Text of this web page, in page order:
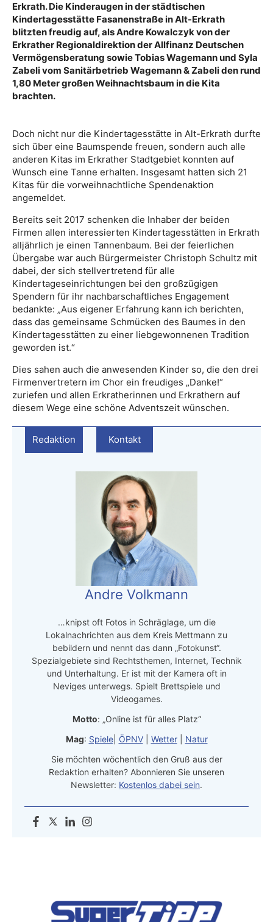
Erkrath. Die Kinderaugen in der städtischen
Kindertagesstätte Fasanenstraße in Alt-Erkrath
blitzten freudig auf, als Andre Kowalczyk von der
Erkrather Regionaldirektion der Allfinanz Deutschen
Vermögensberatung sowie Tobias Wagemann und Syla
Zabeli vom Sanitärbetrieb Wagemann & Zabeli den rund
1,80 Meter großen Weihnachtsbaum in die Kita
brachten.
Doch nicht nur die Kindertagesstätte in Alt-Erkrath durfte
sich über eine Baumspende freuen, sondern auch alle
anderen Kitas im Erkrather Stadtgebiet konnten auf
Wunsch eine Tanne erhalten. Insgesamt hatten sich 21
Kitas für die vorweihnachtliche Spendenaktion
angemeldet.
Bereits seit 2017 schenken die Inhaber der beiden
Firmen allen interessierten Kindertagesstätten in Erkrath
alljährlich je einen Tannenbaum. Bei der feierlichen
Übergabe war auch Bürgermeister Christoph Schultz mit
dabei, der sich stellvertretend für alle
Kindertageseinrichtungen bei den großzügigen
Spendern für ihr nachbarschaftliches Engagement
bedankte: „Aus eigener Erfahrung kann ich berichten,
dass das gemeinsame Schmücken des Baumes in den
Kindertagesstätten zu einer liebgewonnenen Tradition
geworden ist.“
Dies sahen auch die anwesenden Kinder so, die den drei
Firmenvertretern im Chor ein freudiges „Danke!“
zuriefen und allen Erkratherinnen und Erkrathern auf
diesem Wege eine schöne Adventszeit wünschen.
Redaktion Kontakt
Andre Volkmann
…knipst oft Fotos in Schräglage, um die
Lokalnachrichten aus dem Kreis Mettmann zu
bebildern und nennt das dann „Fotokunst“.
Spezialgebiete sind Rechtsthemen, Internet, Technik
und Unterhaltung. Er ist mit der Kamera oft in
Neviges unterwegs. Spielt Brettspiele und
Videogames.
Motto: „Online ist für alles Platz“
Mag: Spiele| ÖPNV| Wetter| Natur
Sie möchten wöchentlich den Gruß aus der
Redaktion erhalten? Abonnieren Sie unseren
Newsletter: Kostenlos dabei sein.